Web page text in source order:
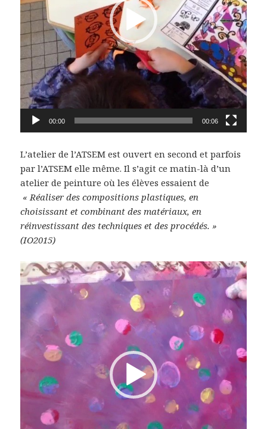
00:00 00:06
L’atelier de l’ATSEM est ouvert en second et parfois
par l’ATSEM elle même. Il s’agit ce matin-là d’un
atelier de peinture où les élèves essaient de
« Réaliser des compositions plastiques, en
choisissant et combinant des matériaux, en
réinvestissant des techniques et des procédés. »
(IO2015)
Lecteur
vidéo